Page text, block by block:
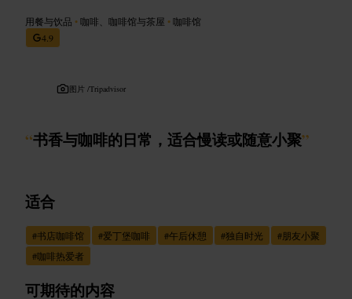
用餐与饮品 •咖啡、咖啡馆与茶屋 •咖啡馆
4.9
图片 /Tripadvisor
“书香与咖啡的日常，适合慢读或随意小聚”
适合
#书店咖啡馆 #爱丁堡咖啡 #午后休憩 #独自时光 #朋友小聚
#咖啡热爱者
可期待的内容